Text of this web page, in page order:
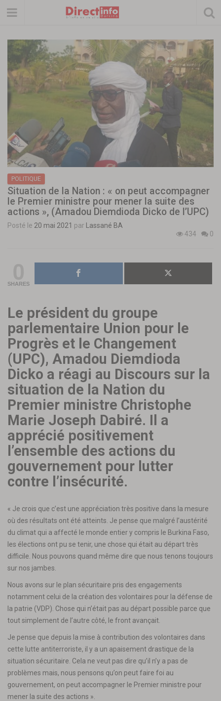
POLITIQUE
Situation de la Nation : « on peut accompagner
le Premier ministre pour mener la suite des
actions », (Amadou Diemdioda Dicko de l’UPC)
Posté le 20 mai 2021 par
Lassané BA
434
0
SHARES
Le président du groupe
parlementaire Union pour le
Progrès et le Changement
(UPC), Amadou Diemdioda
Dicko a réagi au Discours sur la
situation de la Nation du
Premier ministre Christophe
Marie Joseph Dabiré. Il a
apprécié positivement
l’ensemble des actions du
gouvernement pour lutter
contre l’insécurité.
« Je crois que c’est une appréciation très positive dans la mesure
où des résultats ont été atteints. Je pense que malgré l’austérité
du climat qui a affecté le monde entier y compris le Burkina Faso,
les élections ont pu se tenir, une chose qui était au départ très
difficile. Nous pouvons quand même dire que nous tenons toujours
sur nos jambes.
Nous avons sur le plan sécuritaire pris des engagements
notamment celui de la création des volontaires pour la défense de
la patrie (VDP). Chose qui n’était pas au départ possible parce que
tout simplement de l’autre côté, le front avançait.
Je pense que depuis la mise à contribution des volontaires dans
cette lutte antiterroriste, il y a un apaisement drastique de la
situation sécuritaire. Cela ne veut pas dire qu’il n’y a pas de
problèmes mais, nous pensons qu’on peut faire foi au
gouvernement, on peut accompagner le Premier ministre pour
mener la suite des actions ».